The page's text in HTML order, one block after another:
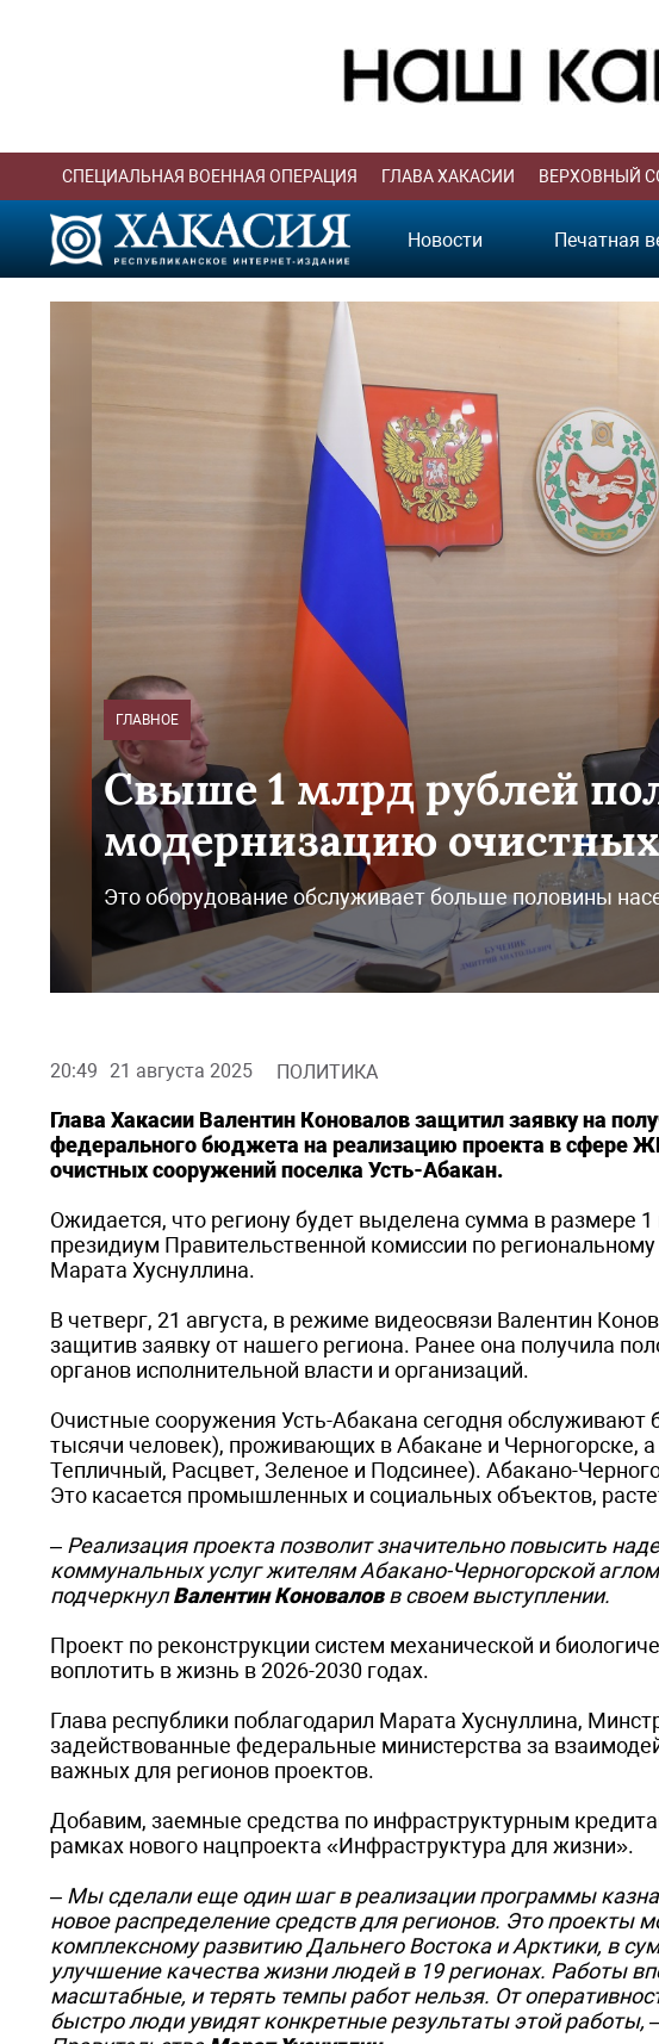
СПЕЦИАЛЬНАЯ ВОЕННАЯ ОПЕРАЦИЯ ГЛАВА ХАКАСИИ ВЕРХОВНЫЙ
Новости Печатная
ГЛАВНОЕ
Свыше 1 млрд рублей
модернизацию
Это оборудование обслуживает больше половины
20:49 21 августа 2025 ПОЛИТИКА
Глава Хакасии Валентин Коновалов защитил заявку на
федерального бюджета на реализацию проекта в сфере
очистных сооружений поселка Усть-Абакан.
Ожидается, что региону будет выделена сумма в размере
президиум Правительственной комиссии по
Марата Хуснуллина.
В четверг, 21 августа, в режиме видеосвязи Валентин
защитив заявку от нашего региона. Ранее она получила
органов исполнительной власти и организаций.
Очистные сооружения Усть-Абакана сегодня
тысячи человек), проживающих в Абакане и Черногорске,
Тепличный, Расцвет, Зеленое и Подсинее). Абакано-
Это касается промышленных и социальных объектов,
– Реализация проекта позволит значительно повысить
коммунальных услуг жителям Абакано-Черногорской
подчеркнулВалентин Коноваловв своем выступлении.
Проект по реконструкции систем механической и
воплотить в жизнь в 2026-2030 годах.
Глава республики поблагодарил Марата Хуснуллина,
задействованные федеральные министерства за
важных для регионов проектов.
Добавим, заемные средства по инфраструктурным
рамках нового нацпроекта «Инфраструктура для жизни».
– Мы сделали еще один шаг в реализации программы
новое распределение средств для регионов. Это проекты
комплексному развитию Дальнего Востока и Арктики, в
улучшение качества жизни людей в 19 регионах. Работы
масштабные, и терять темпы работ нельзя. От
быстро люди увидят конкретные результаты этой работы,